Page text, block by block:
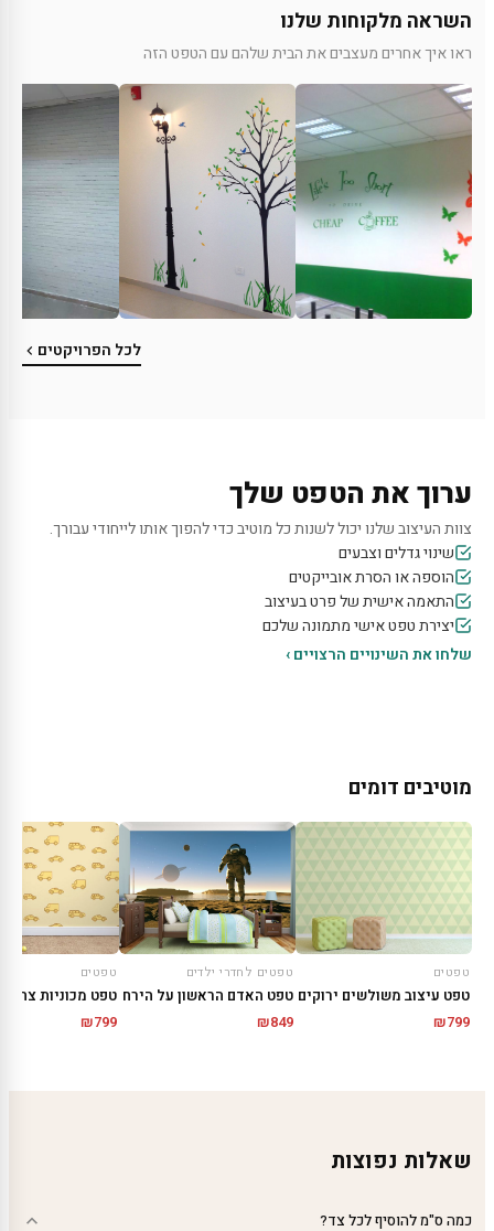
השראה מלקוחות שלנו
ראו איך אחרים מעצבים את הבית שלהם עם הטפט הזה
לכל הפרויקטים
ערוך את הטפט שלך
צוות העיצוב שלנו יכול לשנות כל מוטיב כדי להפוך אותו לייחודי עבורך.
שינוי גדלים וצבעים
הוספה או הסרת אובייקטים
התאמה אישית של פרט בעיצוב
יצירת טפט אישי מתמונה שלכם
שלחו את השינויים הרצויים ›
מוטיבים דומים
טפטים
טפט עיצוב משולשים ירוקים
₪799
טפטים לחדרי ילדים
טפט האדם הראשון על הירח
₪849
טפטים
טפט מכוניות
₪799
שאלות נפוצות
כמה ס"מ להוסיף לכל צד?